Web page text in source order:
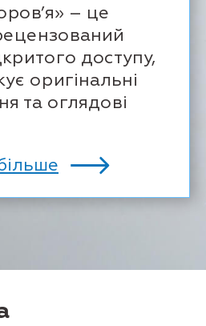
– це
доступу,
оригінальні
та оглядові